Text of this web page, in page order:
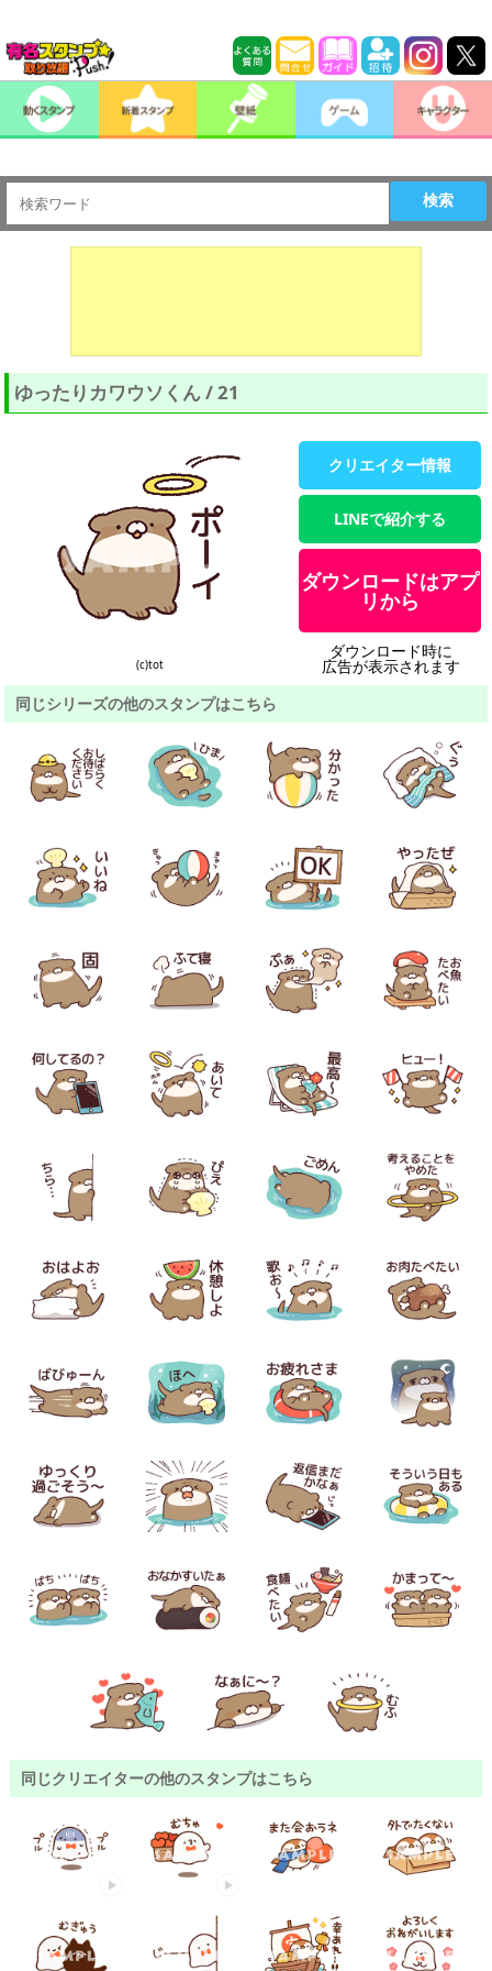
検索
ゆったりカワウソくん / 21
(c)tot
クリエイター情報
LINEで紹介する
ダウンロードはアプ
リから
ダウンロード時に
広告が表示されます
同じシリーズの他のスタンプはこちら
同じクリエイターの他のスタンプはこちら